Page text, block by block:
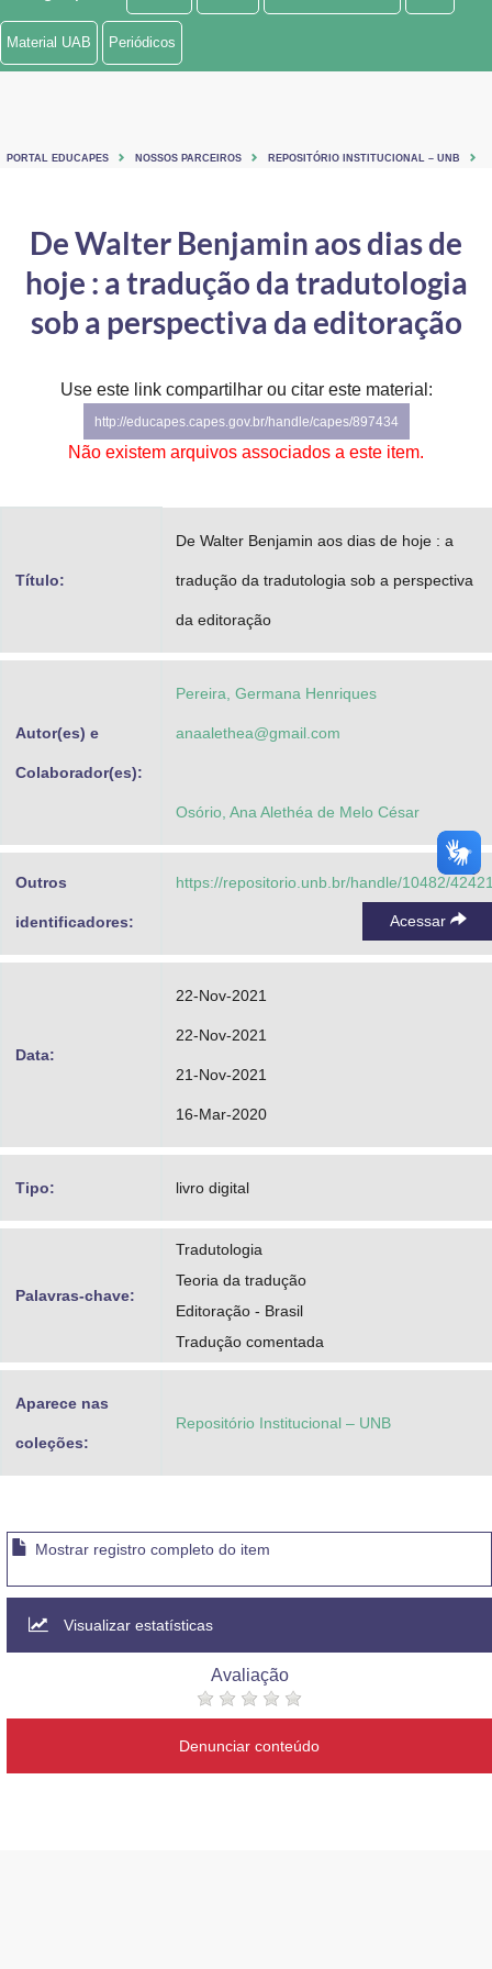
Ministério de Minas e Energia
Controladoria-Geral da União
Ministério da Mulher, da Família e dos Direitos Humanos
Secretaria de Governo
Gabinete de Segurança Institucional
Material UAB Periódicos
PORTAL EDUCAPES NOSSOS PARCEIROS REPOSITÓRIO INSTITUCIONAL – UNB
De Walter Benjamin aos dias de
hoje : a tradução da tradutologia
sob a perspectiva da editoração
Use este link compartilhar ou citar este material:
http://educapes.capes.gov.br/handle/capes/897434
Não existem arquivos associados a este item.
Título:
De Walter Benjamin aos dias de hoje : a
tradução da tradutologia sob a perspectiva
da editoração
Autor(es) e
Colaborador(es):
Pereira, Germana Henriques
anaalethea@gmail.com
Osório, Ana Alethéa de Melo César
Outros
identificadores:
https://repositorio.unb.br/handle/10482/
Acessar
Data:
22-Nov-2021
22-Nov-2021
21-Nov-2021
16-Mar-2020
Tipo: livro digital
Palavras-chave:
Tradutologia
Teoria da tradução
Editoração - Brasil
Tradução comentada
Aparece nas
coleções:
Repositório Institucional – UNB
Mostrar registro completo do item
Visualizar estatísticas
Avaliação
Denunciar conteúdo